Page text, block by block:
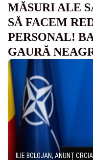
MĂSURI ALE
SĂ FACEM
PERSONAL!
GAURĂ
ILIE BOLOJAN, ANUNȚ